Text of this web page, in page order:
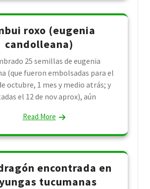
roxo (eugenia
candolleana)
25 semillas de eugenia
(que fueron embolsadas para el
octubre, 1 mes y medio atrás; y
el 12 de nov aprox), aún
Read More
encontrada en
tucumanas